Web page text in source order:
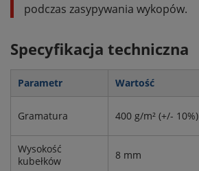
podczas zasypywania wykopów.
Specyfikacja techniczna
Parametr Wartość
Gramatura 400 g/m² (+/- 10%)
Wysokość
kubełków
8 mm